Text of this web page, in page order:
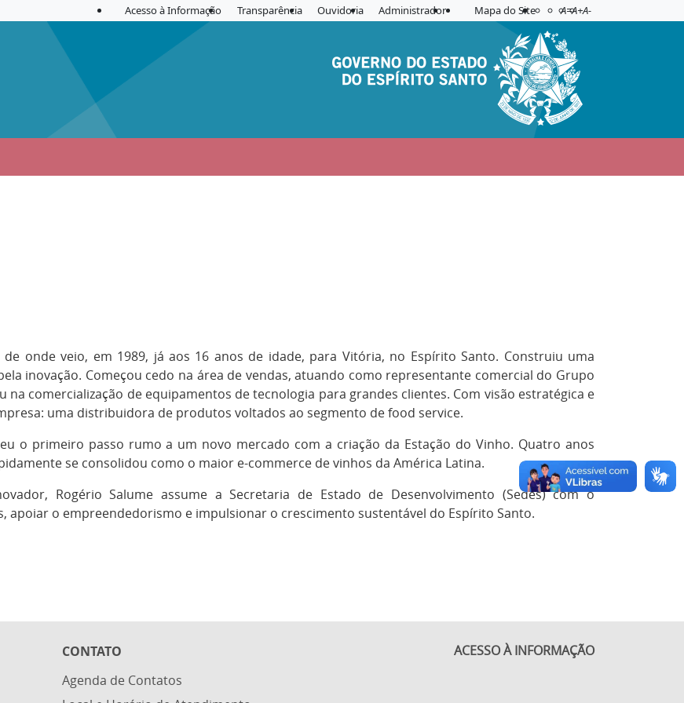
Acesso à Informação Transparência Ouvidoria Administrador Mapa do Site Acessibilidade
Aplicar contraste
A=A+A-
onde veio, em 1989, já aos 16 anos de idade, para Vitória, no Espírito Santo. Construiu uma
inovação. Começou cedo na área de vendas, atuando como representante comercial do Grupo
na comercialização de equipamentos de tecnologia para grandes clientes. Com visão estratégica e
uma distribuidora de produtos voltados ao segmento de food service.
o primeiro passo rumo a um novo mercado com a criação da Estação do Vinho. Quatro anos
se consolidou como o maior e-commerce de vinhos da América Latina.
Rogério Salume assume a Secretaria de Estado de Desenvolvimento (Sedes) com o
o empreendedorismo e impulsionar o crescimento sustentável do Espírito Santo.
CONTATO
Agenda de Contatos
ACESSO À INFORMAÇÃO